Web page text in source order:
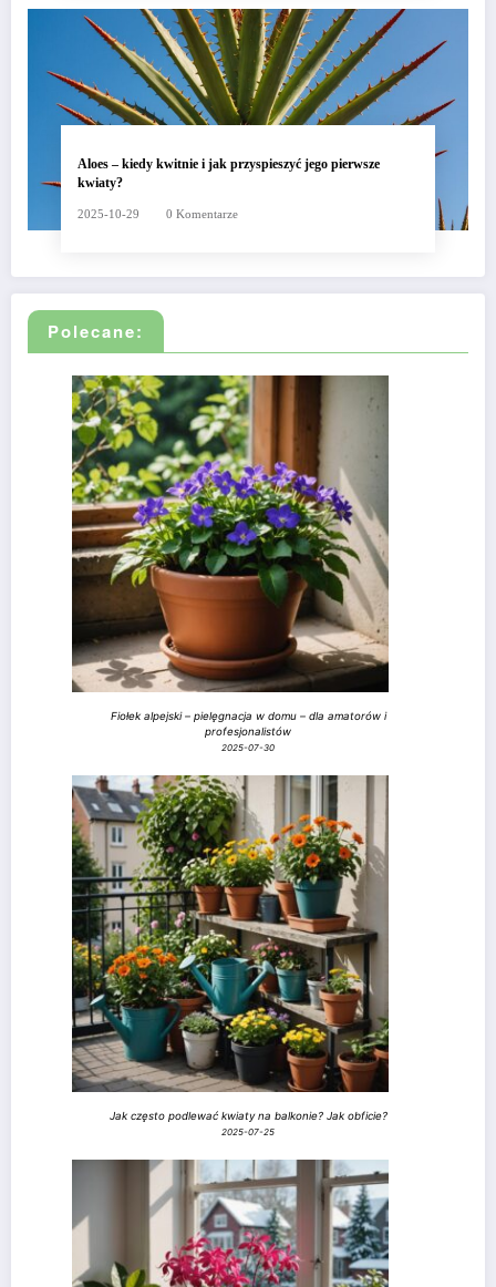
Aloes – kiedy kwitnie i jak przyspieszyć jego pierwsze
kwiaty?
2025-10-29 0 Komentarze
Polecane:
Fiołek alpejski – pielęgnacja w domu – dla amatorów i
profesjonalistów
2025-07-30
Jak często podlewać kwiaty na balkonie? Jak obficie?
2025-07-25